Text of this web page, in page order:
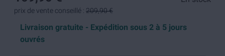
prix de vente conseillé : 209,90 €
Livraison gratuite - Expédition sous 2 à 5 jours
ouvrés